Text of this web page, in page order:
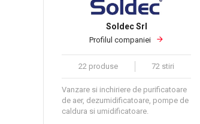
Soldec Srl
Profilul companiei
22 produse 72 stiri
Vanzare si inchiriere de purificatoare
de aer, dezumidificatoare, pompe de
caldura si umidificatoare.